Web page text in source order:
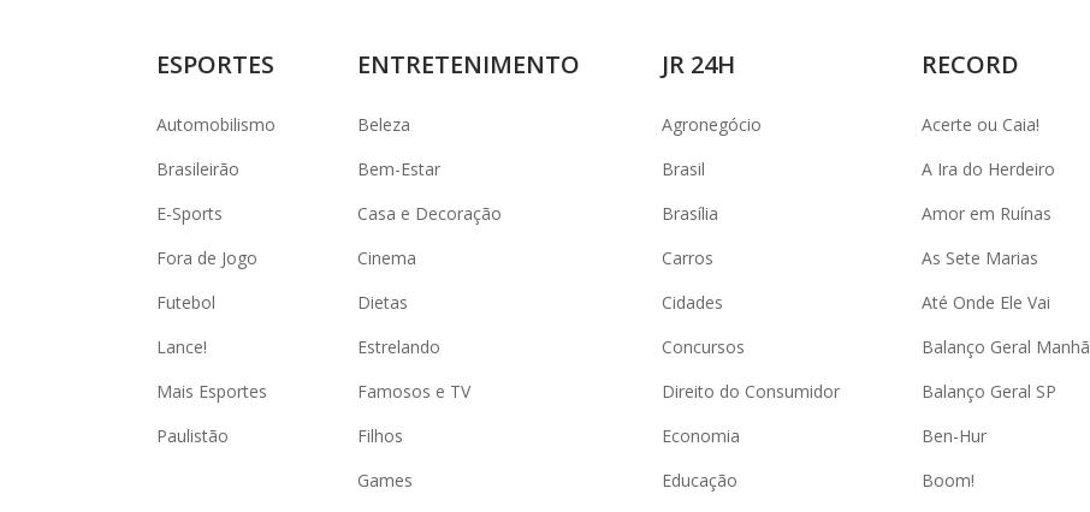
ESPORTES
Automobilismo
Brasileirão
E-Sports
Fora de Jogo
Futebol
Lance!
Mais Esportes
Paulistão
ENTRETENIMENTO
Beleza
Bem-Estar
Casa e Decoração
Cinema
Dietas
Estrelando
Famosos e TV
Filhos
Games
JR 24H
Agronegócio
Brasil
Brasília
Carros
Cidades
Concursos
Direito do Consumidor
Economia
Educação
RECORD
Acerte ou Caia!
A Ira do Herdeiro
Amor em Ruínas
As Sete Marias
Até Onde Ele Vai
Balanço Geral Manhã
Balanço Geral SP
Ben-Hur
Boom!